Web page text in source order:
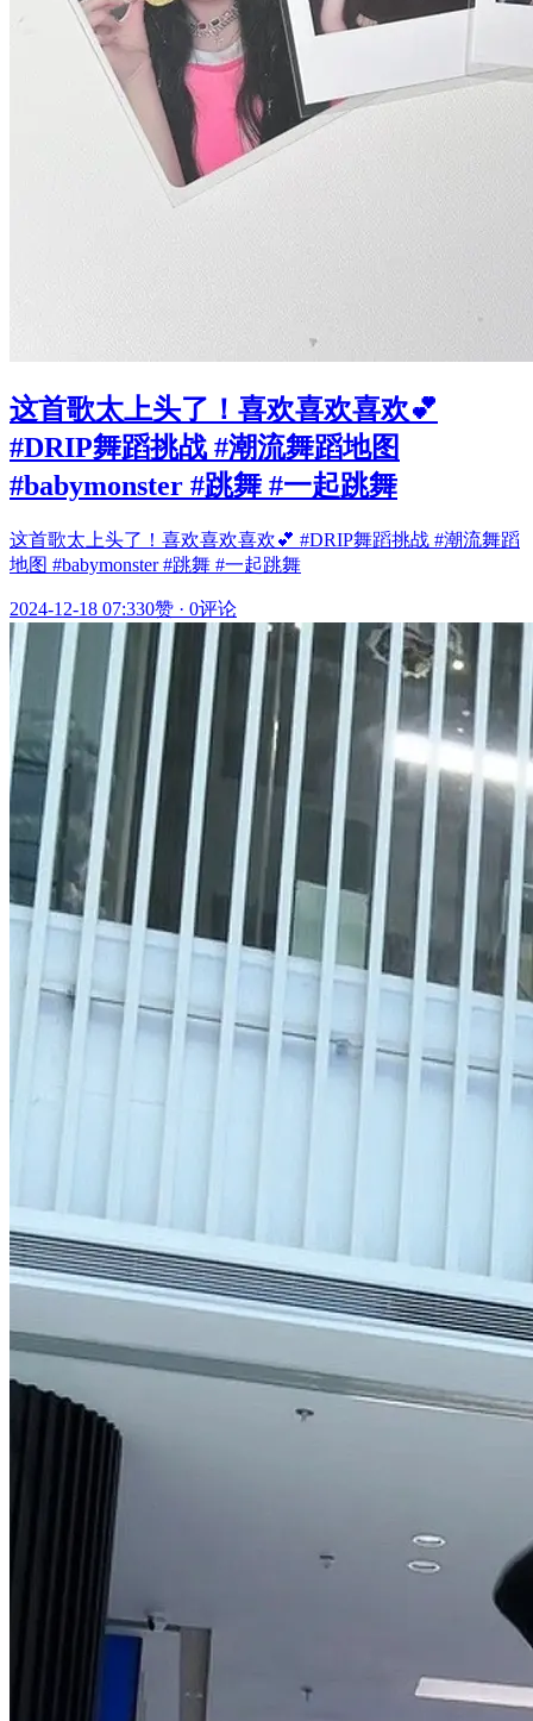
这首歌太上头了！喜欢喜欢喜欢💕
#DRIP舞蹈挑战 #潮流舞蹈地图
#babymonster #跳舞 #一起跳舞
这首歌太上头了！喜欢喜欢喜欢💕 #DRIP舞蹈挑战 #潮流舞蹈
地图 #babymonster #跳舞 #一起跳舞
2024-12-18 07:330赞 · 0评论